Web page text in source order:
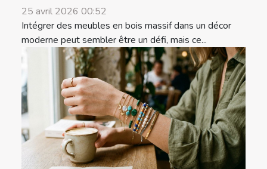
25 avril 2026 00:52
Intégrer des meubles en bois massif dans un décor
moderne peut sembler être un défi, mais ce...